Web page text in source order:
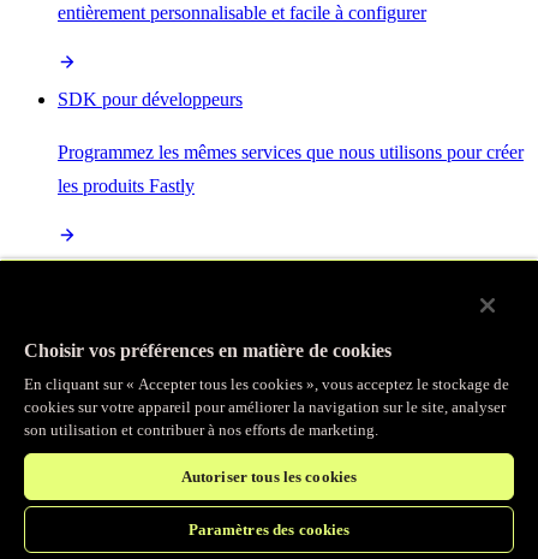
entièrement personnalisable et facile à configurer
SDK pour développeurs
Programmez les mêmes services que nous utilisons pour créer
les produits Fastly
sur des normes ouvertes et intégrée à la suite complète de
produits Fastly
Accélérez vos charges de travail d’IA et gagnez en efficacité
Choisir vos préférences en matière de cookies
En cliquant sur « Accepter tous les cookies », vous acceptez le stockage de
cookies sur votre appareil pour améliorer la navigation sur le site, analyser
son utilisation et contribuer à nos efforts de marketing.
Autoriser tous les cookies
Paramètres des cookies